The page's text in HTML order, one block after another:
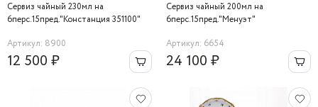
Сервиз чайный 230мл на
6перс.15пред."Констанция 351100"
Артикул: 8900
12 500 ₽
Сервиз чайный 200мл на
6перс.15пред."Менуэт"
Артикул: 6654
24 100 ₽